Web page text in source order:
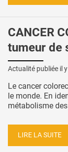
CANCER
tumeur de
Actualité publiée il
Le cancer
le monde. En
métabolisme des
LIRE LA SUITE